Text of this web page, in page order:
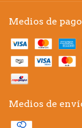
Medios de pago
Medios de